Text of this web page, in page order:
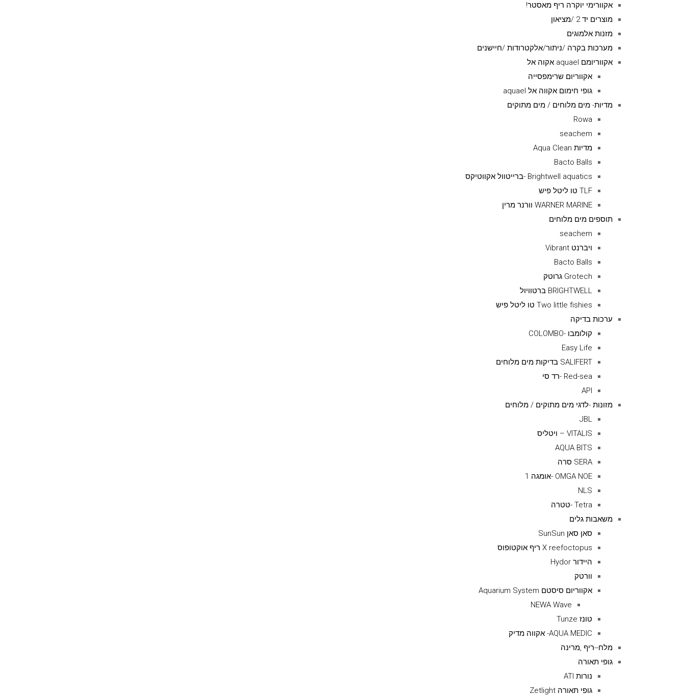
אקוורימי יוקרה ריף מאסטר!
מוצרים יד 2 /מציאון
מזנות אלמוגים
מערכות בקרה /ניתור/אלקטרודות /חיישנים
אקווריומם aquael אקוה אל
אקווריום שרימפסייה
גופי חימום אקווה אל aquael
מדיות- מים מלוחים / מים מתוקים
Rowa
seachem
מדיות Aqua Clean
Bacto Balls
Brightwell aquatics -ברייטוול אקווטיקס
TLF טו ליטל פיש
WARNER MARINE וורנר מרין
תוספים מים מלוחים
seachem
ויברנט Vibrant
Bacto Balls
Grotech גרוטק
BRIGHTWELL ברטוויול
Two little fishies טו ליטל פיש
ערכות בדיקה
קולומבו -COLOMBO
Easy Life
SALIFERT בדיקות מים מלוחים
Red-sea -רד סי
API
מזונות -לדגי מים מתוקים / מלוחים
JBL
VITALIS – ויטליס
AQUA BITS
SERA סרה
OMGA NOE -אומגה 1
NLS
Tetra -טטרה
משאבות גלים
סאן סאן SunSun
X reefoctopus ריף אוקטופוס
היידור Hydor
וורטק
אקווריום סיסטם Aquarium System
NEWA Wave
טונז Tunze
AQUA MEDIC- אקווה מדיק
מלח--ריף ,מרינה
גופי תאורה
נורות ATI
גופי תאורה Zetlight